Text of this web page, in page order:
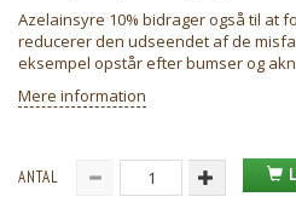
Azelainsyre 10% bidrager også til at
reducerer den udseendet af de
eksempel opstår efter bumser og
Mere information
ANTAL